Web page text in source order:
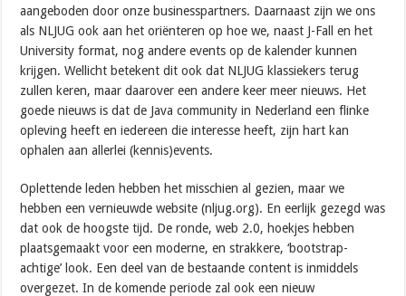
aangeboden door onze businesspartners. Daarnaast zijn we ons
als NLJUG ook aan het oriënteren op hoe we, naast J-Fall en het
University format, nog andere events op de kalender kunnen
krijgen. Wellicht betekent dit ook dat NLJUG klassiekers terug
zullen keren, maar daarover een andere keer meer nieuws. Het
goede nieuws is dat de Java community in Nederland een flinke
opleving heeft en iedereen die interesse heeft, zijn hart kan
ophalen aan allerlei (kennis)events.
Oplettende leden hebben het misschien al gezien, maar we
hebben een vernieuwde website (nljug.org). En eerlijk gezegd was
dat ook de hoogste tijd. De ronde, web 2.0, hoekjes hebben
plaatsgemaakt voor een moderne, en strakkere, ‘bootstrap-
achtige’ look. Een deel van de bestaande content is inmiddels
overgezet. In de komende periode zal ook een nieuw